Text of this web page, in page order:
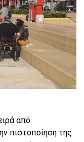
από
πιστοποίηση της